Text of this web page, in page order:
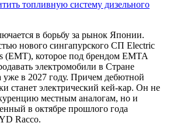
топливную систему дизельного
в борьбу за рынок Японии.
нового сингапурского СП Electric
(EMT), которое под брендом EMTA
электромобили в Стране
уже в 2027 году. Причем дебютной
станет электрический кей-кар. Он не
местным аналогам, но и
в октябре прошлого года
Racco.